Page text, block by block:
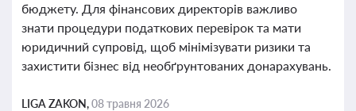
бюджету. Для фінансових директорів важливо
знати процедури податкових перевірок та мати
юридичний супровід, щоб мінімізувати ризики та
захистити бізнес від необґрунтованих донарахувань.
LIGA ZAKON,08 травня 2026